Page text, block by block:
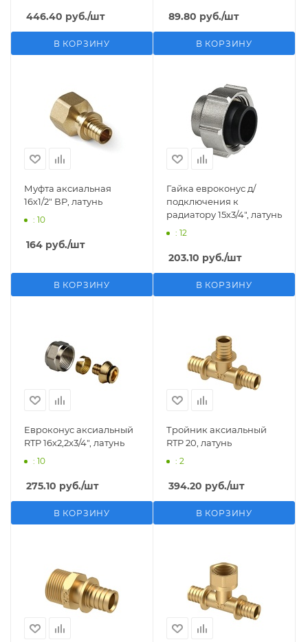
446.40 руб./шт
В КОРЗИНУ
89.80 руб./шт
В КОРЗИНУ
Муфта аксиальная
16х1/2" ВР, латунь
: 10
164 руб./шт
В КОРЗИНУ
Гайка евроконус д/
подключения к
радиатору 15х3/4", латунь
: 12
203.10 руб./шт
В КОРЗИНУ
Евроконус аксиальный
RTP 16х2,2х3/4", латунь
: 10
275.10 руб./шт
В КОРЗИНУ
Тройник аксиальный
RTP 20, латунь
: 2
394.20 руб./шт
В КОРЗИНУ